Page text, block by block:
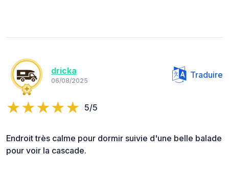
dricka
06/08/2025
Traduire
5/5
Endroit très calme pour dormir suivie d'une belle balade
pour voir la cascade.